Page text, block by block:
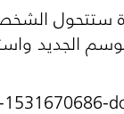
الجديد